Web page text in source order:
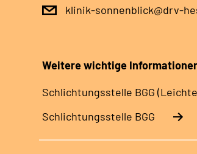
klinik-sonnenblick@drv-
Weitere wichtige
Schlich­tungs­stel­le BGG
Schlich­tungs­stel­le BGG